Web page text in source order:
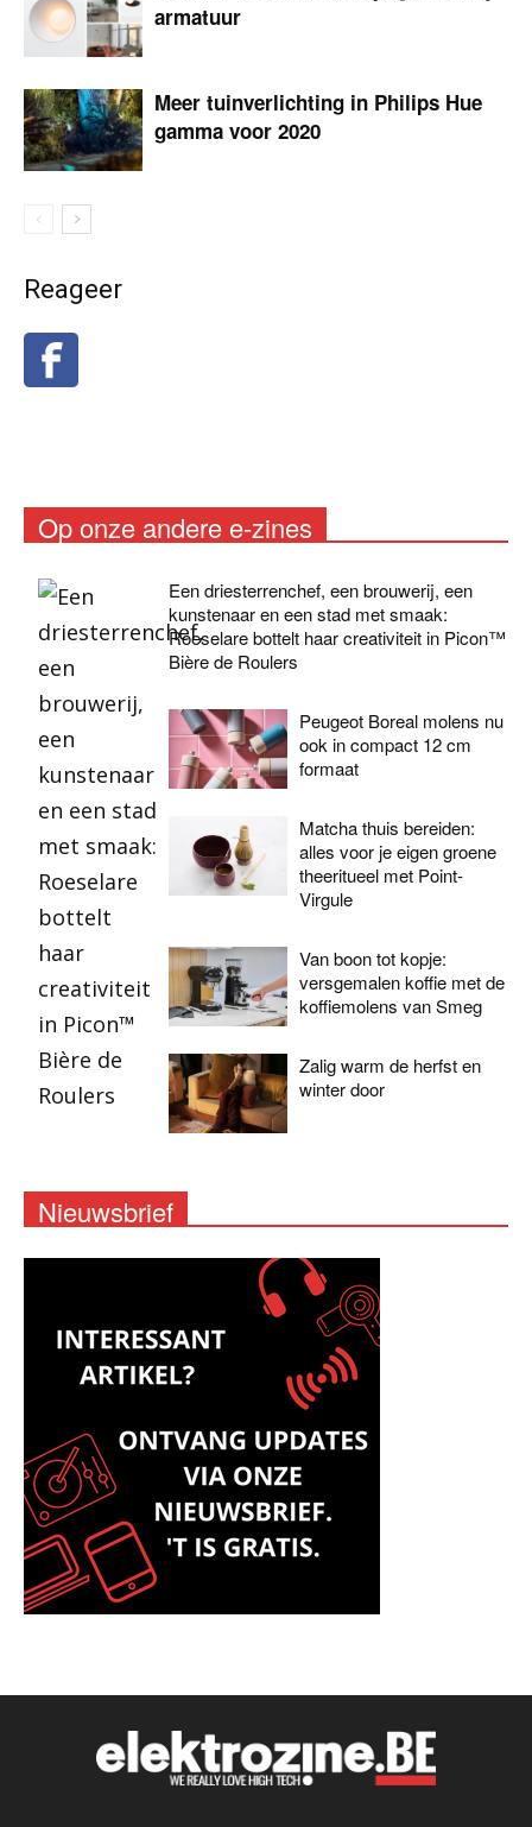
armatuur
Meer tuinverlichting in Philips Hue
gamma voor 2020
Reageer
Op onze andere e-zines
Een driesterrenchef, een brouwerij, een
kunstenaar en een stad met smaak:
Roeselare bottelt haar creativiteit in Picon™
Bière de Roulers
Peugeot Boreal molens nu
ook in compact 12 cm
formaat
Matcha thuis bereiden:
alles voor je eigen groene
theeritueel met Point-
Virgule
Van boon tot kopje:
versgemalen koffie met de
koffiemolens van Smeg
Zalig warm de herfst en
winter door
Nieuwsbrief